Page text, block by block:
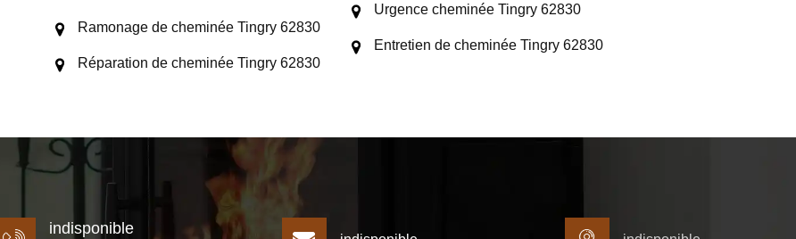
Ramonage de cheminée Tingry 62830
Réparation de cheminée Tingry 62830
Urgence cheminée Tingry 62830
Entretien de cheminée Tingry 62830
indisponible